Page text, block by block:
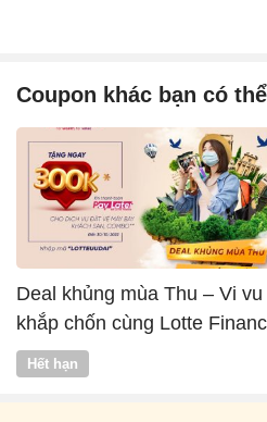
Coupon khác bạn có
Deal khủng mùa Thu – Vi vu
khắp chốn cùng Lotte
Vntrip
Hết hạn